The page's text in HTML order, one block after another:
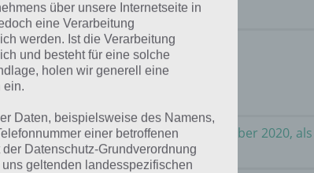
mal, was vor einem Jahr, im November 2020, als
über unsere Internetseite in
eine Verarbeitung
werden. Ist die Verarbeitung
und besteht für eine solche
holen wir generell eine
ein.
Daten, beispielsweise des Namens,
einer betroffenen
Datenschutz-Grundverordnung
geltenden landesspezifischen